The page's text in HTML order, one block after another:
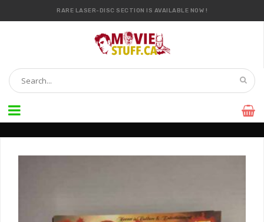
RARE LASER-DISC SECTION IS AVAILABLE NOW !
IT’S OFFICIAL — WE NOW HAVE OVER 20,000 ITEMS !